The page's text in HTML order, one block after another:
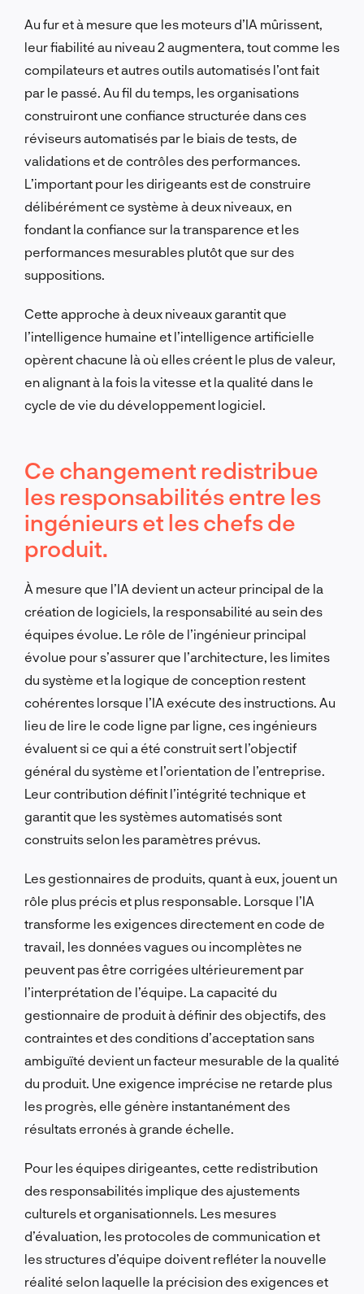
Au fur et à mesure que les moteurs d’IA mûrissent,
leur fiabilité au niveau 2 augmentera, tout comme les
compilateurs et autres outils automatisés l’ont fait
par le passé. Au fil du temps, les organisations
construiront une confiance structurée dans ces
réviseurs automatisés par le biais de tests, de
validations et de contrôles des performances.
L’important pour les dirigeants est de construire
délibérément ce système à deux niveaux, en
fondant la confiance sur la transparence et les
performances mesurables plutôt que sur des
suppositions.
Cette approche à deux niveaux garantit que
l’intelligence humaine et l’intelligence artificielle
opèrent chacune là où elles créent le plus de valeur,
en alignant à la fois la vitesse et la qualité dans le
cycle de vie du développement logiciel.
Ce changement redistribue
les responsabilités entre les
ingénieurs et les chefs de
produit.
À mesure que l’IA devient un acteur principal de la
création de logiciels, la responsabilité au sein des
équipes évolue. Le rôle de l’ingénieur principal
évolue pour s’assurer que l’architecture, les limites
du système et la logique de conception restent
cohérentes lorsque l’IA exécute des instructions. Au
lieu de lire le code ligne par ligne, ces ingénieurs
évaluent si ce qui a été construit sert l’objectif
général du système et l’orientation de l’entreprise.
Leur contribution définit l’intégrité technique et
garantit que les systèmes automatisés sont
construits selon les paramètres prévus.
Les gestionnaires de produits, quant à eux, jouent un
rôle plus précis et plus responsable. Lorsque l’IA
transforme les exigences directement en code de
travail, les données vagues ou incomplètes ne
peuvent pas être corrigées ultérieurement par
l’interprétation de l’équipe. La capacité du
gestionnaire de produit à définir des objectifs, des
contraintes et des conditions d’acceptation sans
ambiguïté devient un facteur mesurable de la qualité
du produit. Une exigence imprécise ne retarde plus
les progrès, elle génère instantanément des
résultats erronés à grande échelle.
Pour les équipes dirigeantes, cette redistribution
des responsabilités implique des ajustements
culturels et organisationnels. Les mesures
d’évaluation, les protocoles de communication et
les structures d’équipe doivent refléter la nouvelle
réalité selon laquelle la précision des exigences et